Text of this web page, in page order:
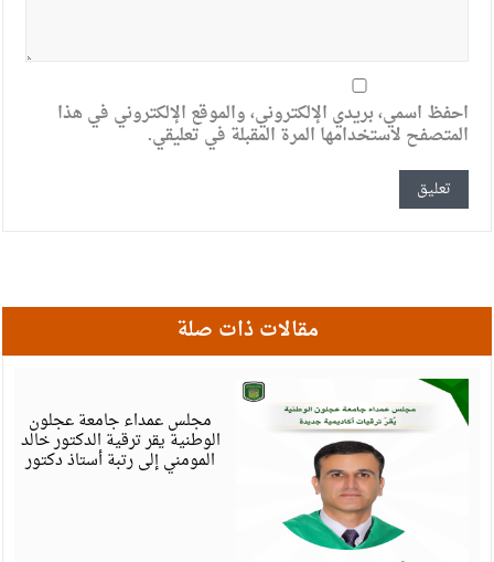
احفظ اسمي، بريدي الإلكتروني، والموقع الإلكتروني في هذا
المتصفح لاستخدامها المرة المقبلة في تعليقي.
مقالات ذات صلة
مجلس عمداء جامعة عجلون
الوطنية يقر ترقية الدكتور خالد
المومني إلى رتبة أستاذ دكتور